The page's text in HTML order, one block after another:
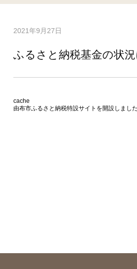
2021年9月27日
ふるさと納税基金の状
cache
由布市ふるさと納税特設サイトを開設しました